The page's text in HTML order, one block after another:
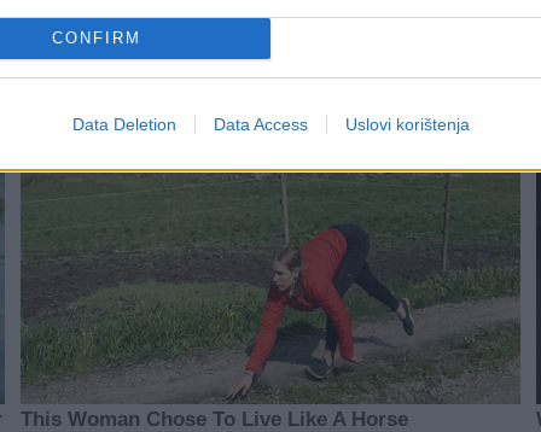
CONFIRM
Data Deletion Data Access Uslovi korištenja